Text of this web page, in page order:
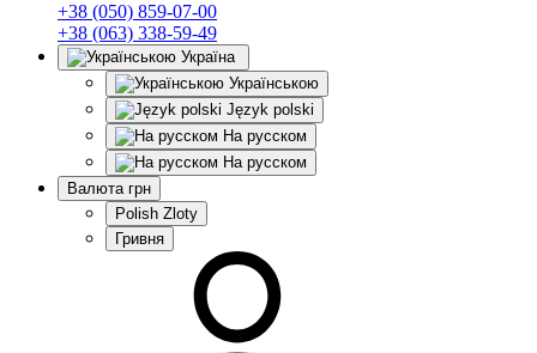
+38 (050) 859-07-00
+38 (063) 338-59-49
Україна
Українською
Język polski
На русском
На русском
Валюта грн
Polish Zloty
Гривня